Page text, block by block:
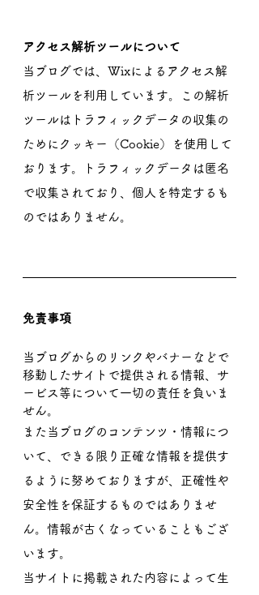
アクセス解析ツールについて
当ブログでは、Wixによるアクセス解
析ツールを利用しています。この解析
ツールはトラフィックデータの収集の
ためにクッキー（Cookie）を使用して
おります。トラフィックデータは匿名
で収集されており、個人を特定するも
のではありません。
免責事項
当ブログからのリンクやバナーなどで
移動したサイトで提供される情報、サ
ービス等について一切の責任を負いま
せん。
また当ブログのコンテンツ・情報につ
いて、できる限り正確な情報を提供す
るように努めておりますが、正確性や
安全性を保証するものではありませ
ん。情報が古くなっていることもござ
います。
当サイトに掲載された内容によって生